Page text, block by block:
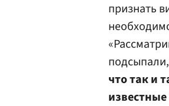
признать
что так и